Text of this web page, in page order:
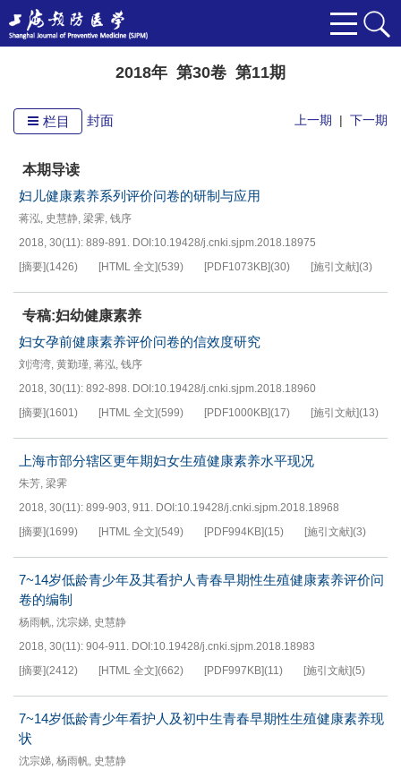
2018年 第30卷 第11期
上一期 | 下一期
栏目 封面
本期导读
妇儿健康素养系列评价问卷的研制与应用
蒋泓, 史慧静, 梁霁, 钱序
2018, 30(11): 889-891. DOI:10.19428/j.cnki.sjpm.2018.18975
[摘要](1426) [HTML 全文](539) [PDF1073KB](30) [施引文献](3)
专稿:妇幼健康素养
妇女孕前健康素养评价问卷的信效度研究
刘湾湾, 黄勤瑾, 蒋泓, 钱序
2018, 30(11): 892-898. DOI:10.19428/j.cnki.sjpm.2018.18960
[摘要](1601) [HTML 全文](599) [PDF1000KB](17) [施引文献](13)
上海市部分辖区更年期妇女生殖健康素养水平现况
朱芳, 梁霁
2018, 30(11): 899-903, 911. DOI:10.19428/j.cnki.sjpm.2018.18968
[摘要](1699) [HTML 全文](549) [PDF994KB](15) [施引文献](3)
7~14岁低龄青少年及其看护人青春早期性生殖健康素养评价问
卷的编制
杨雨帆, 沈宗娣, 史慧静
2018, 30(11): 904-911. DOI:10.19428/j.cnki.sjpm.2018.18983
[摘要](2412) [HTML 全文](662) [PDF997KB](11) [施引文献](5)
7~14岁低龄青少年看护人及初中生青春早期性生殖健康素养现
状
沈宗娣, 杨雨帆, 史慧静